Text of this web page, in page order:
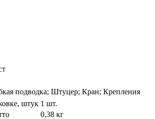
подводка; Штуцер; Кран; Крепления
штук 1 шт.
0,38 кг